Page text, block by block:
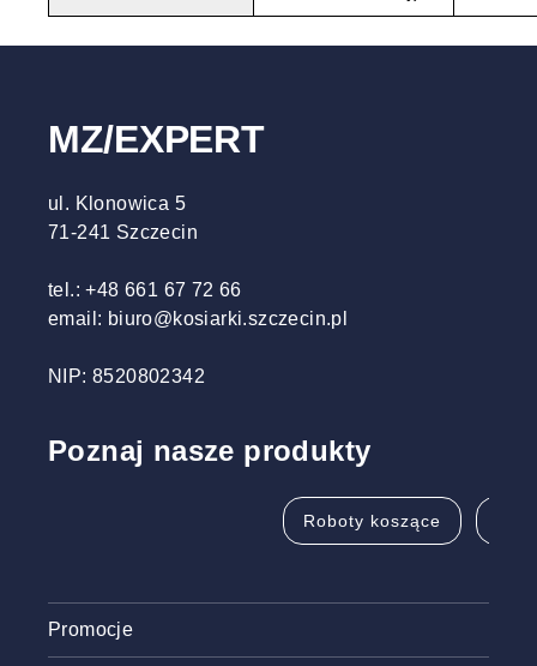
MZ/EXPERT
ul. Klonowica 5
71-241 Szczecin
tel.: +48 661 67 72 66
email: biuro@kosiarki.szczecin.pl
NIP: 8520802342
Poznaj nasze produkty
Roboty koszące
Promocje